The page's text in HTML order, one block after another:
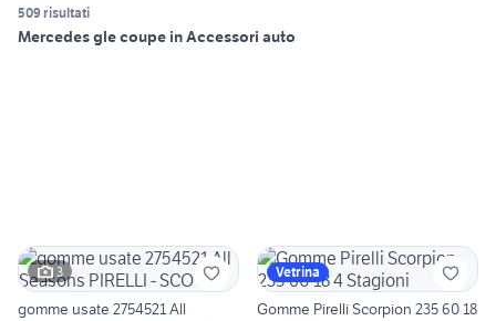
509 risultati
Mercedes gle coupe in Accessori auto
3
gomme usate 2754521 All
Vetrina
Gomme Pirelli Scorpion 235 60 18